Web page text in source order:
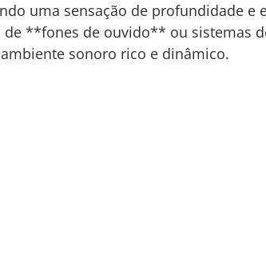
uma sensação de profundidade
de **fones de ouvido** ou sistemas
sonoro rico e dinâmico.